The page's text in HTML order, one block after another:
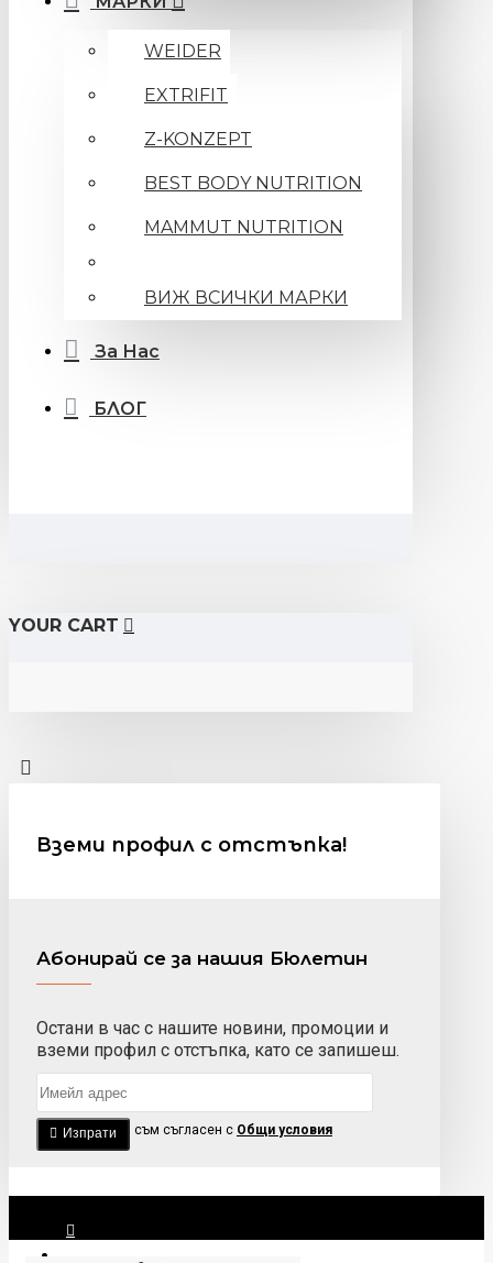
WEIDER
EXTRIFIT
Z-KONZEPT
BEST BODY NUTRITION
MAMMUT NUTRITION
ВИЖ ВСИЧКИ МАРКИ
За Нас
БЛОГ
YOUR CART
Вземи профил с отстъпка!
Абонирай се за нашия Бюлетин
Остани в час с нашите новини, промоции и
вземи профил с отстъпка, като се запишеш.
Изпрати
Прочетох и съм съгласен с Общи условия